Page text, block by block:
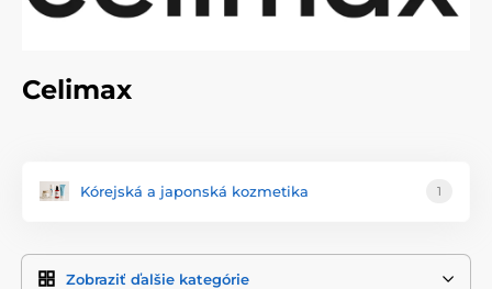
Celimax
Kórejská a japonská kozmetika 1
Zobraziť ďalšie kategórie